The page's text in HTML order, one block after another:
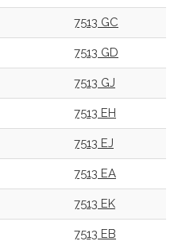
7513 GC
7513 GD
7513 GJ
7513 EH
7513 EJ
7513 EA
7513 EK
7513 EB